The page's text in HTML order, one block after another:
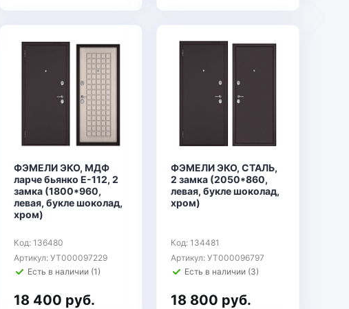
ФЭМЕЛИ ЭКО, МДФ
ларче бьянко E-112, 2
замка (1800*960,
левая, букле шоколад,
хром)
Код: 136480
Артикул: УТ000097229
Есть в наличии (1)
18 400 руб.
ФЭМЕЛИ ЭКО, СТАЛЬ,
2 замка (2050*860,
левая, букле шоколад,
хром)
Код: 134481
Артикул: УТ000096797
Есть в наличии (3)
18 800 руб.